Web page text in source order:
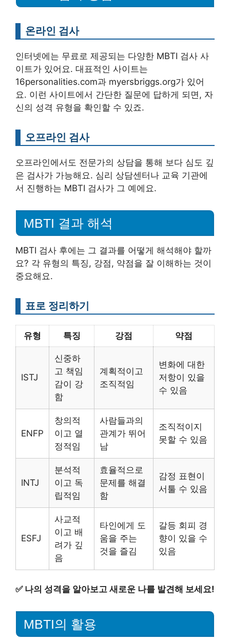
온라인 검사
인터넷에는 무료로 제공되는 다양한 MBTI 검사 사
이트가 있어요. 대표적인 사이트는
16personalities.com과 myersbriggs.org가 있어
요. 이런 사이트에서 간단한 질문에 답하게 되면, 자
신의 성격 유형을 확인할 수 있죠.
오프라인 검사
오프라인에서도 전문가의 상담을 통해 보다 심도 깊
은 검사가 가능해요. 심리 상담센터나 교육 기관에
서 진행하는 MBTI 검사가 그 예에요.
MBTI 결과 해석
MBTI 검사 후에는 그 결과를 어떻게 해석해야 할까
요? 각 유형의 특징, 강점, 약점을 잘 이해하는 것이
중요해요.
표로 정리하기
유형 특징 강점 약점
ISTJ
신중하
고 책임
감이 강
함
계획적이고
조직적임
변화에 대한
저항이 있을
수 있음
ENFP
창의적
이고 열
정적임
사람들과의
관계가 뛰어
남
조직적이지
못할 수 있음
INTJ
분석적
이고 독
립적임
효율적으로
문제를 해결
함
감정 표현이
서툴 수 있음
ESFJ
사교적
이고 배
려가 깊
음
타인에게 도
움을 주는
것을 즐김
갈등 회피 경
향이 있을 수
있음
✅ 나의 성격을 알아보고 새로운 나를 발견해 보세요!
MBTI의 활용